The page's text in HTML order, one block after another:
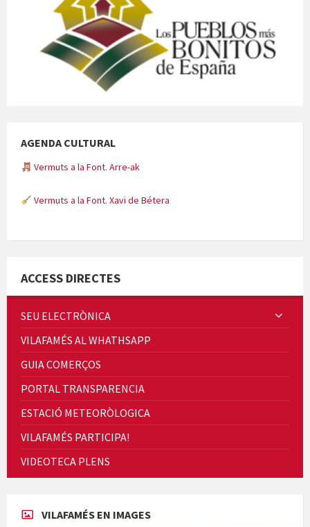
AGENDA CULTURAL
Vermuts a la Font. Xavi de Bétera
Minicims
Quintà Culroja
Cicle de Cine i Dones rurals
Concerts al Museu
ACCESS DIRECTES
SEU ELECTRÒNICA
VILAFAMÉS AL WHATHSAPP
GUIA COMERÇOS
PORTAL TRANSPARENCIA
ESTACIÓ METEORÒLOGICA